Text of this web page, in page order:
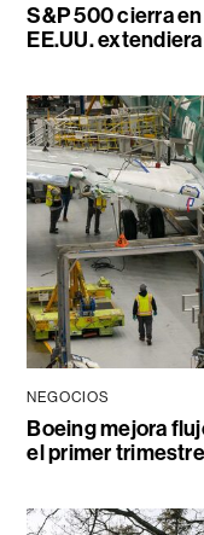
S&P 500 cierra
EE.UU.
NEGOCIOS
Boeing mejora
el primer trimestre